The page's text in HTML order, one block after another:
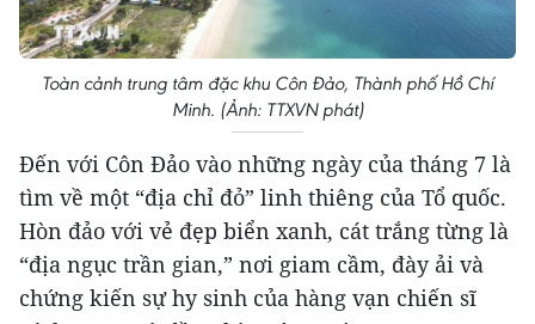
Toàn cảnh trung tâm đặc khu Côn Đảo, Thành phố Hồ Chí
Minh. (Ảnh: TTXVN phát)
Đến với Côn Đảo vào những ngày của tháng 7 là
tìm về một “địa chỉ đỏ” linh thiêng của Tổ quốc.
Hòn đảo với vẻ đẹp biển xanh, cát trắng từng là
“địa ngục trần gian,” nơi giam cầm, đày ải và
chứng kiến sự hy sinh của hàng vạn chiến sĩ